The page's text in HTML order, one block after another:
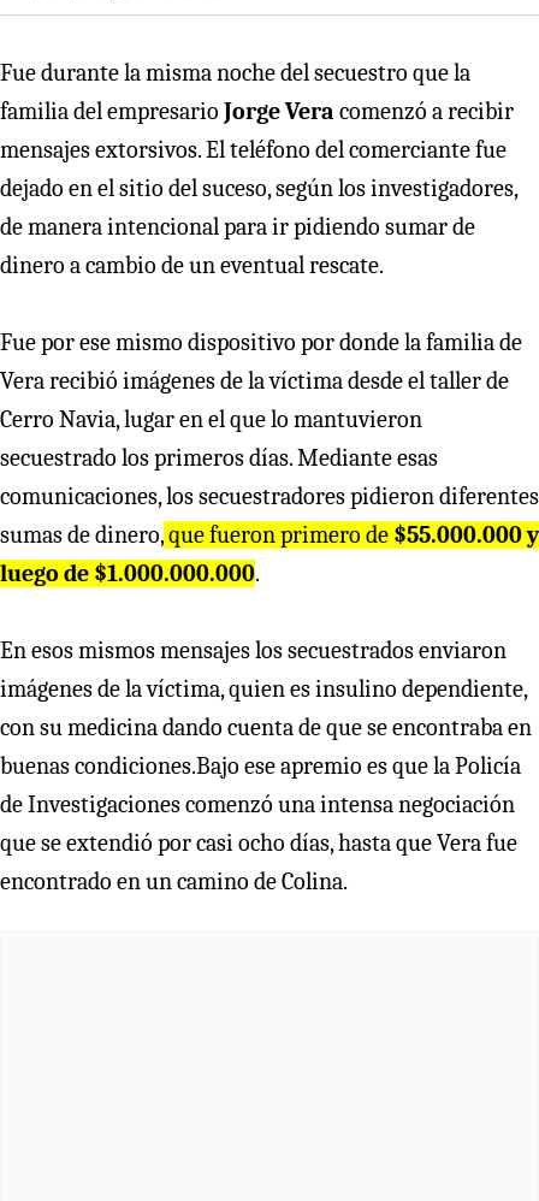
Fue durante la misma noche del secuestro que la
familia del empresario Jorge Vera comenzó a recibir
mensajes extorsivos. El teléfono del comerciante fue
dejado en el sitio del suceso, según los investigadores,
de manera intencional para ir pidiendo sumar de
dinero a cambio de un eventual rescate.
Fue por ese mismo dispositivo por donde la familia de
Vera recibió imágenes de la víctima desde el taller de
Cerro Navia, lugar en el que lo mantuvieron
secuestrado los primeros días. Mediante esas
comunicaciones, los secuestradores pidieron diferentes
sumas de dinero,que fueron primero de $55.000.000 y
luego de $1.000.000.000.
En esos mismos mensajes los secuestrados enviaron
imágenes de la víctima, quien es insulino dependiente,
con su medicina dando cuenta de que se encontraba en
buenas condiciones.Bajo ese apremio es que la Policía
de Investigaciones comenzó una intensa negociación
que se extendió por casi ocho días, hasta que Vera fue
encontrado en un camino de Colina.